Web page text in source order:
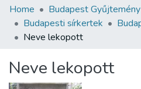
Communities & Collections
All of DSpace
About us
Home Budapest Gyűjtemény
Budapesti sírkertek
Neve lekopott
Neve lekopott